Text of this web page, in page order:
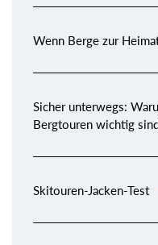
Wenn Berge zur
Sicher unterwegs:
Bergtouren wichtig
Skitouren-Jacken-Test